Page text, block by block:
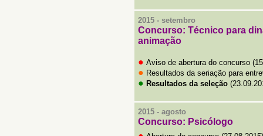
2015 - setembro
Concurso: Técnico para
animação
● Aviso de abertura do concurso
● Resultados da seriação para
● Resultados da seleção
2015 - agosto
Concurso: Psicólogo